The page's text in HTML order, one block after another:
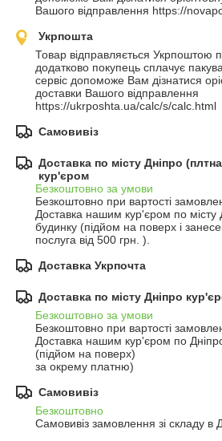
Вашого відправлення https://
Укрпошта
Товар відправляється Укрпоштою
додатково покупець сплачує
сервіс допоможе Вам дізнатися
доставки Вашого відправлення
https://ukrposhta.ua/calc/s/calc.html
Самовивіз
Доставка по місту Дніпро
кур'єром
Безкоштовно за умови
Безкоштовно при вартості
Доставка нашим кур'єром по місту
будинку (підйом на поверх і
послуга від 500 грн. ).
Доставка Укрпочта
Доставка по місту Дніпро
Безкоштовно за умови
Безкоштовно при вартості
Доставка нашим кур'єром по
(підйом на поверх)
за окрему платню)
Самовивіз
Безкоштовно
Самовивіз замовлення зі складу в